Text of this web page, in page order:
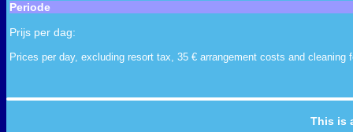
Periode
Prijs per dag:
Prices per day, excluding resort tax, 35 € arrangement costs and cleaning
This is